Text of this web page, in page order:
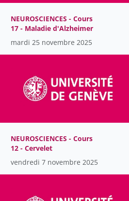
NEUROSCIENCES - Cours
17 - Maladie d'Alzheimer
mardi 25 novembre 2025
NEUROSCIENCES - Cours
12 - Cervelet
vendredi 7 novembre 2025